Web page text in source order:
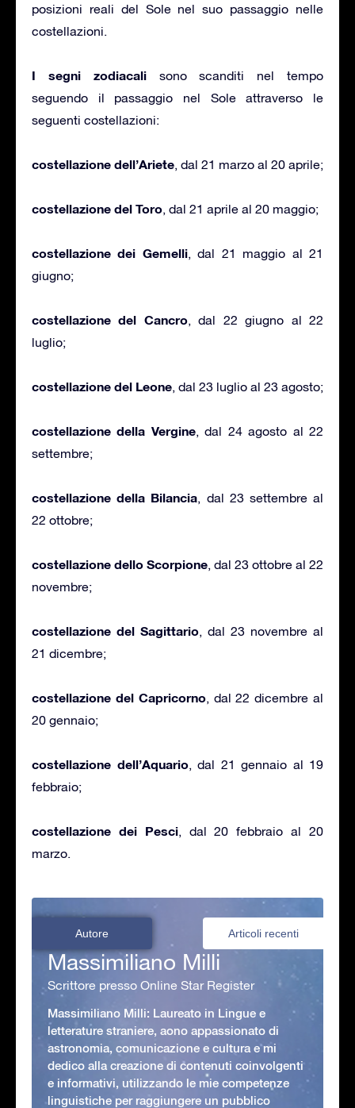
posizioni reali del Sole nel suo passaggio nelle
costellazioni.
I segni zodiacalisono scanditi nel tempo
seguendo il passaggio nel Sole attraverso le
seguenti costellazioni:
costellazione dell’Ariete, dal 21 marzo al 20 aprile;
costellazione del Toro, dal 21 aprile al 20 maggio;
costellazione dei Gemelli, dal 21 maggio al 21
giugno;
costellazione del Cancro, dal 22 giugno al 22
luglio;
costellazione del Leone, dal 23 luglio al 23 agosto;
costellazione della Vergine, dal 24 agosto al 22
settembre;
costellazione della Bilancia, dal 23 settembre al
22 ottobre;
costellazione dello Scorpione, dal 23 ottobre al 22
novembre;
costellazione del Sagittario, dal 23 novembre al
21 dicembre;
costellazione del Capricorno, dal 22 dicembre al
20 gennaio;
costellazione dell’Aquario, dal 21 gennaio al 19
febbraio;
costellazione dei Pesci, dal 20 febbraio al 20
marzo.
Autore Articoli recenti
Massimiliano Milli
Scrittore presso Online Star Register
Massimiliano Milli: Laureato in Lingue e
letterature straniere, aono appassionato di
astronomia, comunicazione e cultura e mi
dedico alla creazione di contenuti coinvolgenti
e informativi, utilizzando le mie competenze
linguistiche per raggiungere un pubblico